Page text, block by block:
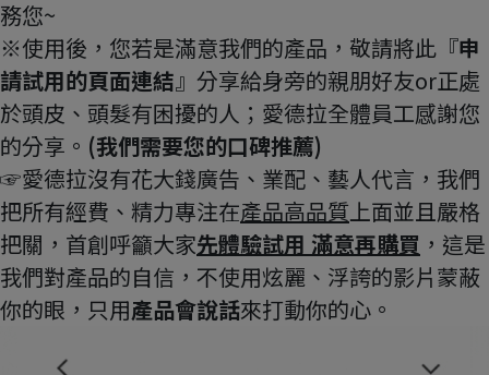
務您~
※使用後，您若是滿意我們的產品，敬請將此『申
請試用的頁面連結』分享給身旁的親朋好友or正處
於頭皮、頭髮有困擾的人；愛德拉全體員工感謝您
的分享。 (我們需要您的口碑推薦)
☞愛德拉沒有花大錢廣告、業配、藝人代言，我們
把所有經費、精力專注在產品高品質上面並且嚴格
把關，首創呼籲大家先體驗試用 滿意再購買 ，這是
我們對產品的自信，不使用炫麗、浮誇的影片蒙蔽
你的眼，只用產品會說話來打動你的心。